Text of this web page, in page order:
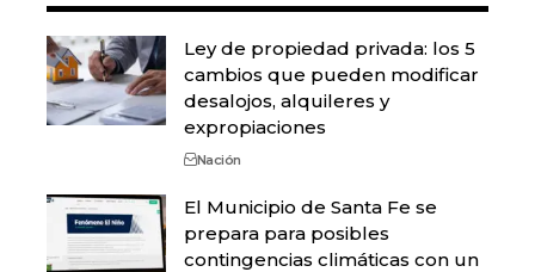
Ley de propiedad privada: los 5
cambios que pueden modificar
desalojos, alquileres y
expropiaciones
Nación
El Municipio de Santa Fe se
prepara para posibles
contingencias climáticas con un